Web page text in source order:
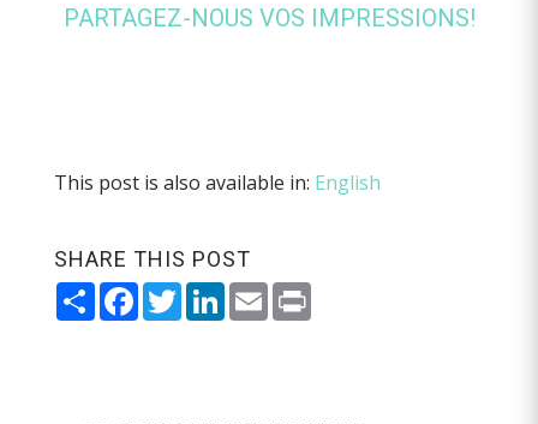
PARTAGEZ-NOUS VOS IMPRESSIONS!
This post is also available in: English
SHARE THIS POST
ShareFacebook
TwitterLinkedIn
EmailPrint